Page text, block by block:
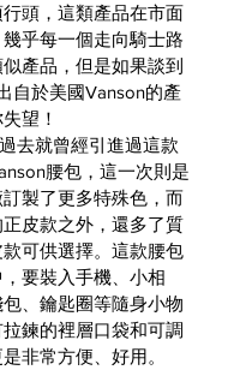
頭，這類產品在市面
幾乎每一個走向騎士路
產品，但是如果談到
自於美國Vanson的產
望！
去就曾經引進過這款
腰包，這一次則是
製了更多特殊色，而
皮款之外，還多了質
可供選擇。這款腰包
要裝入手機、小相
、鑰匙圈等隨身小物
鍊的裡層口袋和可調
非常方便、好用。